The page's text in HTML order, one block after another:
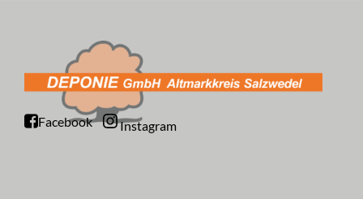
Facebook Instagram